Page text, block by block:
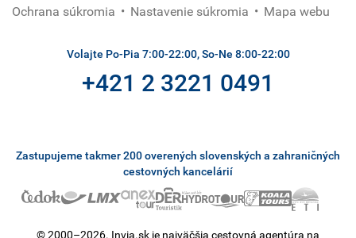
Ochrana súkromia Nastavenie súkromia Mapa webu
Volajte Po-Pia 7:00-22:00, So-Ne 8:00-22:00
+421 2 3221 0491
Zastupujeme takmer 200 overených slovenských a zahraničných
cestovných kancelárií
© 2000–2026. Invia.sk je najväčšia cestovná agentúra na